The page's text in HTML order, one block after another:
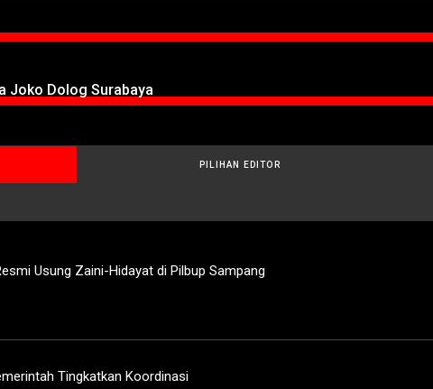
Joko Dolog Surabaya
PILIHAN EDITOR
Usung Zaini-Hidayat di Pilbup Sampang
Tingkatkan Koordinasi